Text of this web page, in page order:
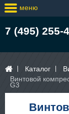
меню
7 (495) 255-
Каталог
Винтовой
G3